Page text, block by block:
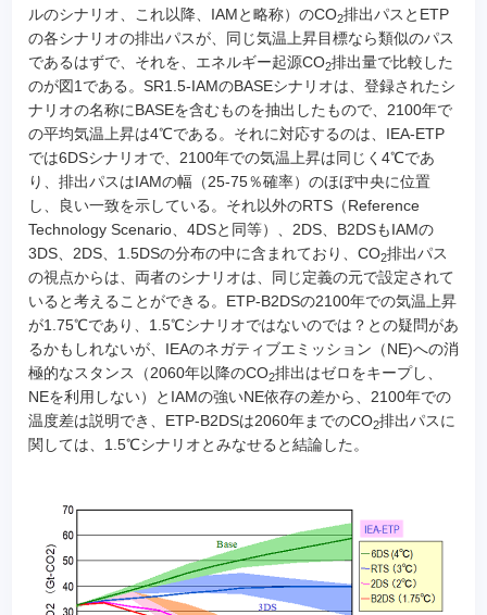
ルのシナリオ、これ以降、IAMと略称）のCO2排出パスとETP
の各シナリオの排出パスが、同じ気温上昇目標なら類似のパス
であるはずで、それを、エネルギー起源CO2排出量で比較した
のが図1である。SR1.5-IAMのBASEシナリオは、登録されたシ
ナリオの名称にBASEを含むものを抽出したもので、2100年で
の平均気温上昇は4℃である。それに対応するのは、IEA-ETP
では6DSシナリオで、2100年での気温上昇は同じく4℃であ
り、排出パスはIAMの幅（25-75％確率）のほぼ中央に位置
し、良い一致を示している。それ以外のRTS（Reference
Technology Scenario、4DSと同等）、2DS、B2DSもIAMの
3DS、2DS、1.5DSの分布の中に含まれており、CO2排出パス
の視点からは、両者のシナリオは、同じ定義の元で設定されて
いると考えることができる。ETP-B2DSの2100年での気温上昇
が1.75℃であり、1.5℃シナリオではないのでは？との疑問があ
るかもしれないが、IEAのネガティブエミッション（NE)への消
極的なスタンス（2060年以降のCO2排出はゼロをキープし、
NEを利用しない）とIAMの強いNE依存の差から、2100年での
温度差は説明でき、ETP-B2DSは2060年までのCO2排出パスに
関しては、1.5℃シナリオとみなせると結論した。